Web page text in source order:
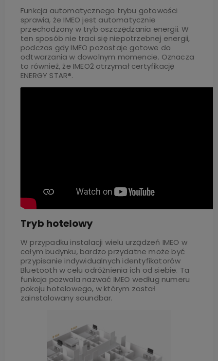
Funkcja automatycznego trybu gotowości
sprawia, że IMEO jest automatycznie
przechodzony w tryb oszczędzania energii. W
ten sposób nie traci się niepotrzebnej energii,
podczas gdy IMEO pozostaje gotowe do
odtwarzania w dowolnym momencie. Oznacza
to również, że IMEO2 otrzymał certyfikację
ENERGY STAR®.
Tryb hotelowy
W przypadku instalacji wielu urządzeń IMEO w
całym budynku, bardzo przydatne może być
przypisanie indywidualnych identyfikatorów
Bluetooth w celu odróżnienia ich od siebie. Ta
funkcja pozwala nazwać IMEO według numeru
pokoju hotelowego, w którym został
zainstalowany soundbar.